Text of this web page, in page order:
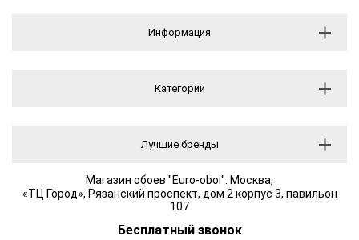
Информация
Категории
Лучшие бренды
Магазин обоев "Euro-oboi": Москва,
«ТЦ Город», Рязанский проспект, дом 2 корпус 3, павильон
107
Бесплатный звонок